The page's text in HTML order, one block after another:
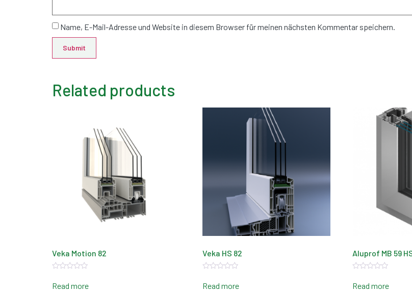
Name, E-Mail-Adresse und Website in diesem Browser für meinen nächsten Kommentar speichern.
Related products
Veka Motion 82
0
out
Read more
Veka HS 82
0
out
Read more
Aluprof MB 59
0
out
Read more